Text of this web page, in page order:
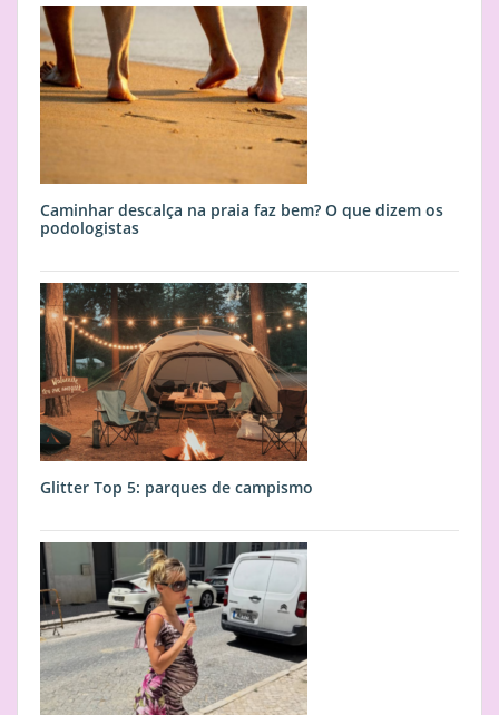
Caminhar descalça na praia faz bem? O que dizem os
podologistas
Glitter Top 5: parques de campismo